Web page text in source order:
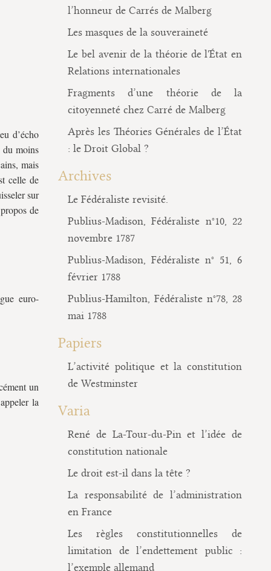
d’écho
du moins
mais
celle de
sur
de
euro-
un
la
l’honneur de Carrés de Malberg
Les masques de la souveraineté
Le bel avenir de la théorie de l'État en
Relations internationales
Fragments d’une théorie de la
citoyenneté chez Carré de Malberg
Après les Théories Générales de l’État
: le Droit Global ?
Archives
Le Fédéraliste revisité.
Publius-Madison, Fédéraliste n°10, 22
novembre 1787
Publius-Madison, Fédéraliste n° 51, 6
février 1788
Publius-Hamilton, Fédéraliste n°78, 28
mai 1788
Papiers
L’activité politique et la constitution
de Westminster
Varia
René de La-Tour-du-Pin et l’idée de
constitution nationale
Le droit est-il dans la tête ?
La responsabilité de l’administration
en France
Les règles constitutionnelles de
limitation de l’endettement public :
l’exemple allemand